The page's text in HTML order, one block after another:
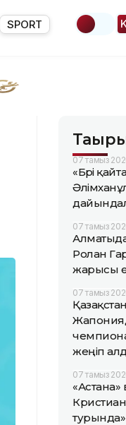
SPORT
07 тамыз
«Бәрі
07 тамыз
Ролан
жарысы
07 тамыз
жеңіп
07 тамыз